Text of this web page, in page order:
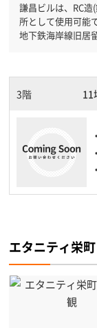
謙昌ビルは、RC
所として使用可能
地下鉄海岸線旧居
3階 11
エタニティ栄